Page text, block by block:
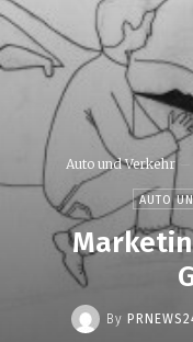
Auto und Verkehr
AUTO
By